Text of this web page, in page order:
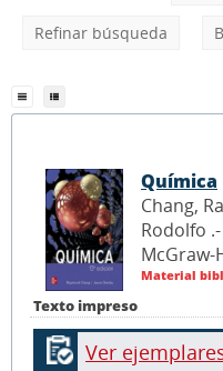
Refinar búsqueda
Texto impreso
Química
Chang,
Rodolfo
McGraw-
Material
Ver